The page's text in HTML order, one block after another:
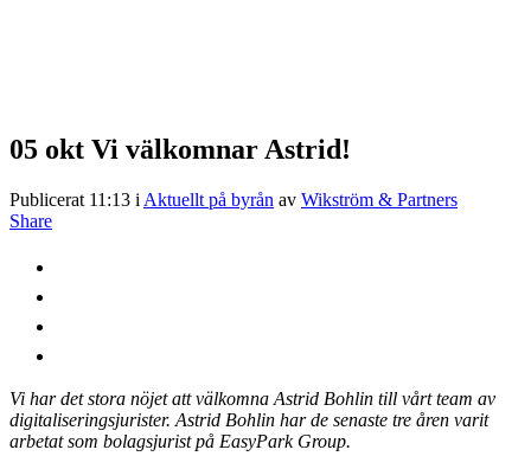
05 okt Vi välkomnar Astrid!
Publicerat 11:13 i Aktuellt på byrån av Wikström & Partners
Share
Vi har det stora nöjet att välkomna Astrid Bohlin till vårt team av
digitaliseringsjurister. Astrid Bohlin har de senaste tre åren varit
arbetat som bolagsjurist på EasyPark Group.